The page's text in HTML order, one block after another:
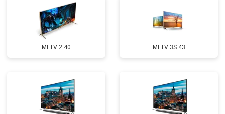
MI TV 2 40 MI TV 3S 43